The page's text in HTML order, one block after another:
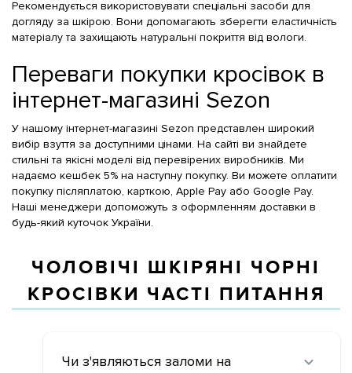
Рекомендується використовувати спеціальні засоби для
догляду за шкірою. Вони допомагають зберегти еластичність
матеріалу та захищають натуральні покриття від вологи.
Переваги покупки кросівок в
інтернет-магазині Sezon
У нашому інтернет-магазині Sezon представлен широкий
вибір взуття за доступними цінами. На сайті ви знайдете
стильні та якісні моделі від перевірених виробників. Ми
надаємо кешбек 5% на наступну покупку. Ви можете оплатити
покупку післяплатою, карткою, Apple Pay або Google Pay.
Наші менеджери допоможуть з оформленням доставки в
будь-який куточок України.
ЧОЛОВІЧІ ШКІРЯНІ ЧОРНІ
КРОСІВКИ ЧАСТІ ПИТАННЯ
Чи з'являються заломи на